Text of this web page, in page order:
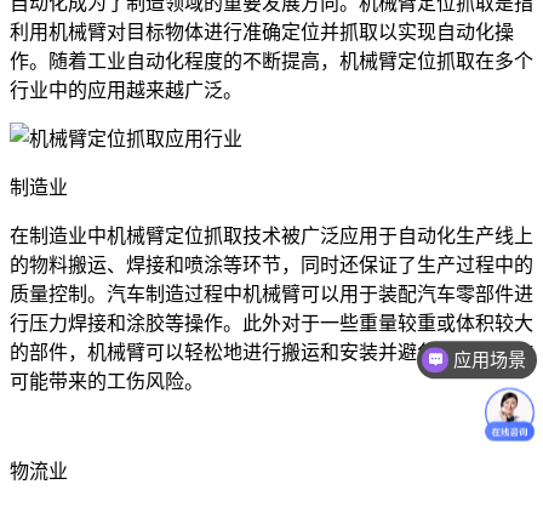
利用机械臂对目标物体进行准确定位并抓取以实现自动化操
作。随着工业自动化程度的不断提高，机械臂定位抓取在多个
行业中的应用越来越广泛。
制造业
在制造业中机械臂定位抓取技术被广泛应用于自动化生产线上
的物料搬运、焊接和喷涂等环节，同时还保证了生产过程中的
质量控制。汽车制造过程中机械臂可以用于装配汽车零部件进
行压力焊接和涂胶等操作。此外对于一些重量较重或体积较大
的部件，机械臂可以轻松地进行搬运和安装并避免了人工操作
可能带来的工伤风险。
物流业
应用场景